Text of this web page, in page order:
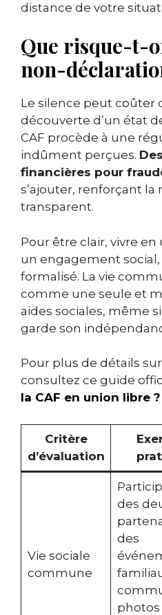
distance de votre
Que risque-t-
non-
Le silence peut coûter
découverte d’un état
CAF procède à une
indûment perçues.
financières pour
s’ajouter, renforçant la
transparent.
Pour être clair, vivre
un engagement
formalisé. La vie
comme une seule et
aides sociales, même
garde son
Pour plus de détails
consultez ce guide
la CAF en union libre ?
Critère
d’évaluation
Vie sociale
commune
des
des
photos